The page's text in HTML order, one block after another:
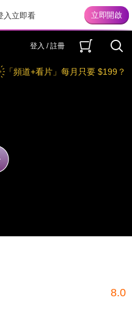
入立即看
登入 / 註冊
「頻道+看片」每月只要 $199？
8.0